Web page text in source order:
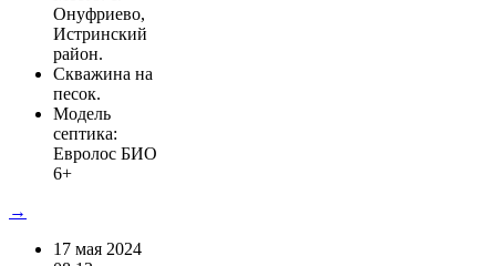
Онуфриево,
Истринский
район.
Скважина на
песок.
Модель
септика:
Евролос БИО
6+
→
17 мая 2024